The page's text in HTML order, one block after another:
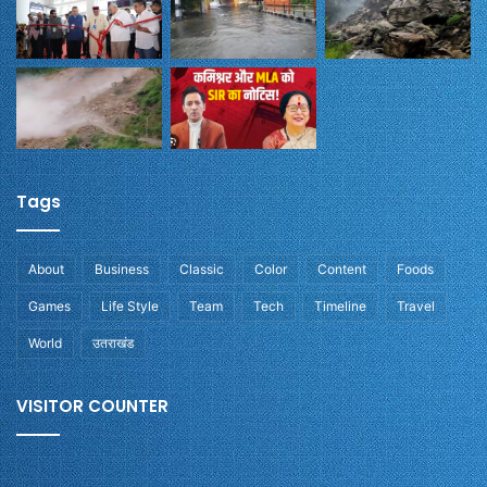
Tags
About Business Classic Color Content Foods
Games Life Style Team Tech Timeline Travel
World उतराखंड
VISITOR COUNTER